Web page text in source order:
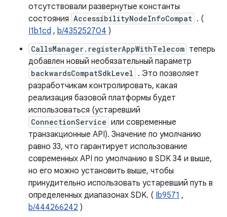
отсутствовали развернутые константы
состояния AccessibilityNodeInfoCompat . (
I1b1cd , b/435252704 )
CallsManager.registerAppWithTelecom теперь
добавлен новый необязательный параметр
backwardsCompatSdkLevel . Это позволяет
разработчикам контролировать, какая
реализация базовой платформы будет
использоваться (устаревший
ConnectionService или современные
транзакционные API). Значение по умолчанию
равно 33, что гарантирует использование
современных API по умолчанию в SDK 34 и выше,
но его можно установить выше, чтобы
принудительно использовать устаревший путь в
определенных диапазонах SDK. ( Ib9571 ,
b/444266242 )